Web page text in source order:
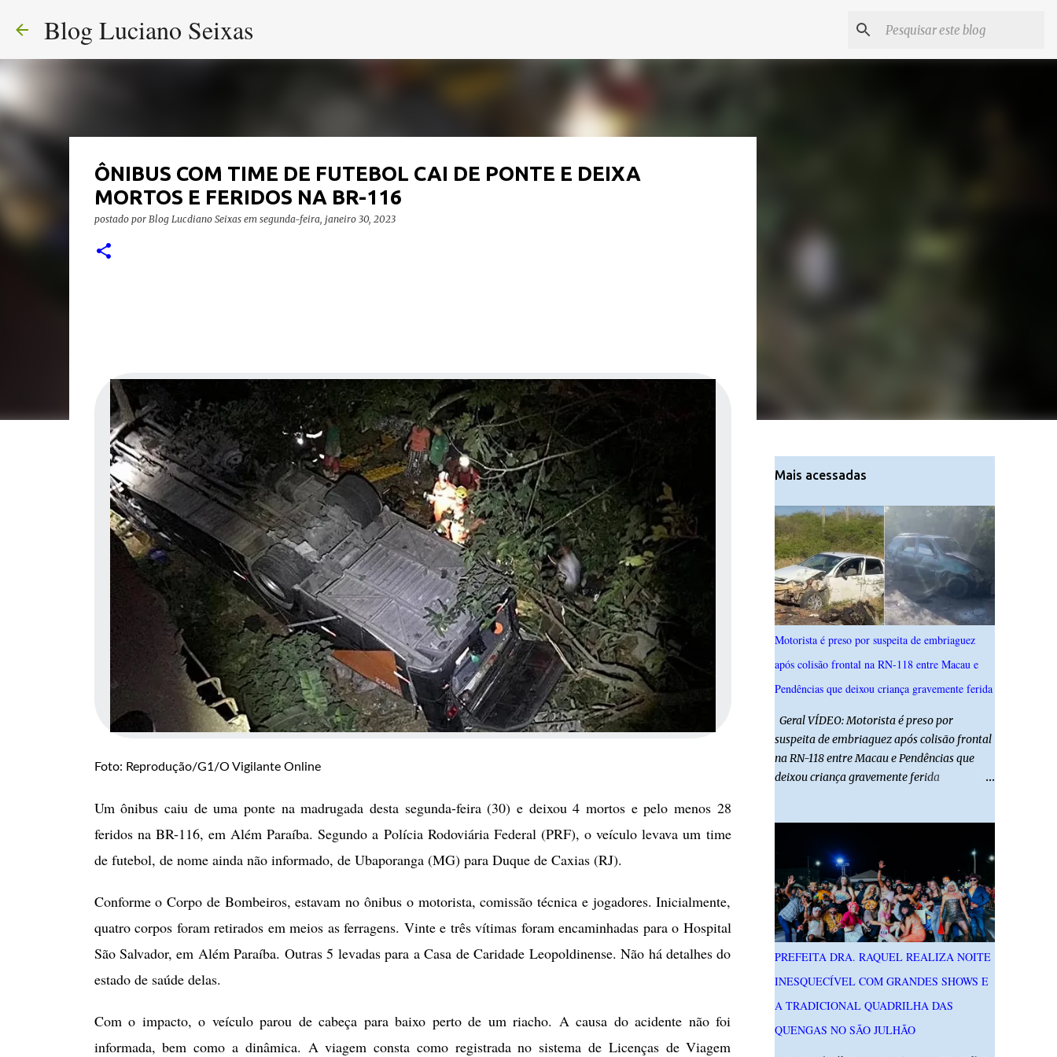
Blog Luciano Seixas
ÔNIBUS COM TIME DE FUTEBOL CAI DE PONTE E DEIXA
MORTOS E FERIDOS NA BR-116
postado por Blog Lucdiano Seixas em segunda-feira, janeiro 30, 2023
Foto: Reprodução/G1/O Vigilante Online
Um ônibus caiu de uma ponte na madrugada desta segunda-feira (30) e deixou 4 mortos e pelo menos 28
feridos na BR-116, em Além Paraíba. Segundo a Polícia Rodoviária Federal (PRF), o veículo levava um time
de futebol, de nome ainda não informado, de Ubaporanga (MG) para Duque de Caxias (RJ).
Conforme o Corpo de Bombeiros, estavam no ônibus o motorista, comissão técnica e jogadores. Inicialmente,
quatro corpos foram retirados em meios as ferragens. Vinte e três vítimas foram encaminhadas para o Hospital
São Salvador, em Além Paraíba. Outras 5 levadas para a Casa de Caridade Leopoldinense. Não há detalhes do
estado de saúde delas.
Com o impacto, o veículo parou de cabeça para baixo perto de um riacho. A causa do acidente não foi
informada, bem como a dinâmica. A viagem consta como registrada no sistema de Licenças de Viagem
Mais acessadas
Motorista é preso por suspeita de embriaguez
após colisão frontal na RN-118 entre Macau e
Pendências que deixou criança gravemente ferida
Geral VÍDEO: Motorista é preso por
suspeita de embriaguez após colisão frontal
na RN-118 entre Macau e Pendências que
deixou criança gravemente ferida
embriagado após um acidente que deixou
uma criança de 11 anos gravemente ferida
na manhã deste sábado (1º), na RN-118,
entre Macau e Pendências. Segundo a Polícia
Militar, dois carros que seguiam em sentidos
opostos bateram de frente. Um dos
condutores apresentava sinais de
embriaguez, foi levado ao Hospital Regional
Tarcísio Maia, em Mossoró, e autuado em
flagrante. O exame pericial para confirmar a
presença de álcool no organismo está em
PREFEITA DRA. RAQUEL REALIZA NOITE
INESQUECÍVEL COM GRANDES SHOWS E
A TRADICIONAL QUADRILHA DAS
QUENGAS NO SÃO JULHÃO